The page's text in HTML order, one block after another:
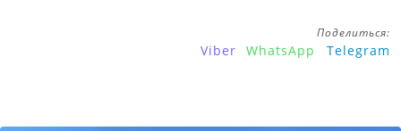
Поделиться:
Viber WhatsApp Telegram